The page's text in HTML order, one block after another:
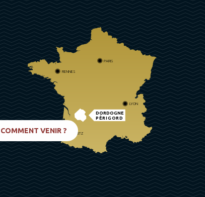
DORDOGNE
PÉRIGORD
PARIS
RENNES
LYON
BIARRITZ
COMMENT VENIR ?